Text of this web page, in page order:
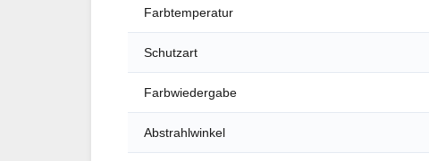
Farbtemperatur
Schutzart
Farbwiedergabe
Abstrahlwinkel